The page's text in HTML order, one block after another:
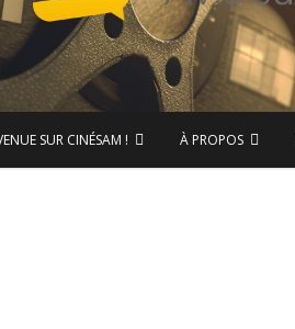
de données CinéSam
SUR CINÉSAM ! À PROPOS